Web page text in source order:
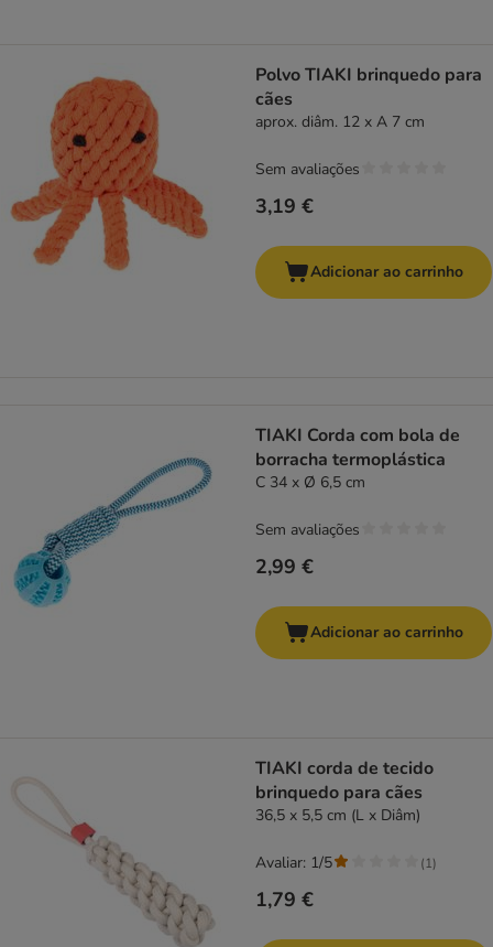
Polvo TIAKI brinquedo para
cães
aprox. diâm. 12 x A 7 cm
3,19 €
Sem avaliações
Adicionar ao carrinho
TIAKI Corda com bola de
borracha termoplástica
C 34 x Ø 6,5 cm
2,99 €
Sem avaliações
Adicionar ao carrinho
TIAKI corda de tecido
brinquedo para cães
36,5 x 5,5 cm (L x Diâm)
1,79 €
Avaliar: 1/5 (1)